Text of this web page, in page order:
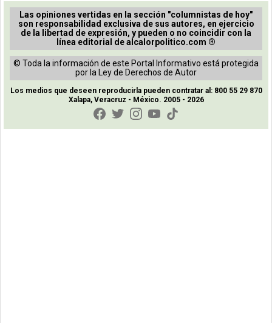
Las opiniones vertidas en la sección "columnistas de hoy"
son responsabilidad exclusiva de sus autores, en ejercicio
de la libertad de expresión, y pueden o no coincidir con la
línea editorial de alcalorpolitico.com ®
© Toda la información de este Portal Informativo está protegida
por la Ley de Derechos de Autor
Los medios que deseen reproducirla pueden contratar al: 800 55 29 870
Xalapa, Veracruz - México. 2005 - 2026